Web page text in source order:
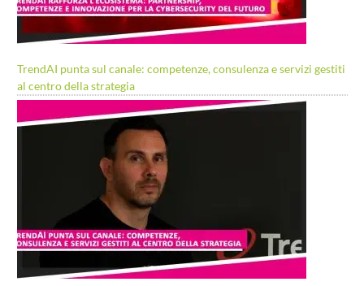
TrendAI punta sul canale: competenze, consulenza e servizi gestiti
al centro della strategia